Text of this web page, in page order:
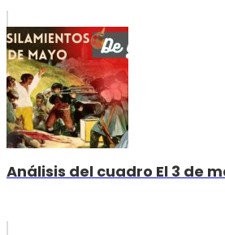
Análisis del cuadro El 3 de